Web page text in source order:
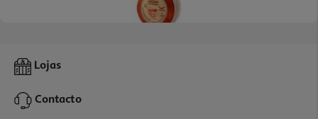
Queijo Serras Penela Apimentado Un
7,99 €
Lojas
Contacto